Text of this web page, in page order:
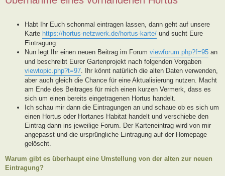
Habt Ihr Euch schonmal eintragen lassen, dann geht auf unsere
Karte https://hortus-netzwerk.de/hortus-karte/ und sucht Eure
Eintragung.
Nun legt Ihr einen neuen Beitrag im Forum viewforum.php?f=95 an
und beschreibt Eurer Gartenprojekt nach folgenden Vorgaben
viewtopic.php?t=97. Ihr könnt natürlich die alten Daten verwenden,
aber auch gleich die Chance für eine Aktualisierung nutzen. Macht
am Ende des Beitrages für mich einen kurzen Vermerk, dass es
sich um einen bereits eingetragenen Hortus handelt.
Ich schau mir dann die Eintragungen an und schaue ob es sich um
einen Hortus oder Hortanes Habitat handelt und verschiebe den
Eintrag dann ins jeweilige Forum. Der Karteneintrag wird von mir
angepasst und die ursprüngliche Eintragung auf der Homepage
gelöscht.
Warum gibt es überhaupt eine Umstellung von der alten zur neuen
Eintragung?